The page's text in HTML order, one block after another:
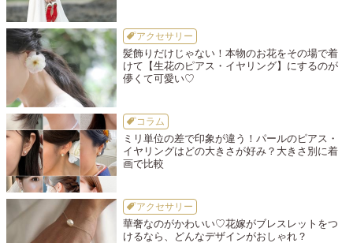
アクセサリー
髪飾りだけじゃない！本物のお花をその場で着
けて【生花のピアス・イヤリング】にするのが
儚くて可愛い♡
コラム
ミリ単位の差で印象が違う！パールのピアス・
イヤリングはどの大きさが好み？大きさ別に着
画で比較
アクセサリー
華奢なのがかわいい♡花嫁がブレスレットをつ
けるなら、どんなデザインがおしゃれ？